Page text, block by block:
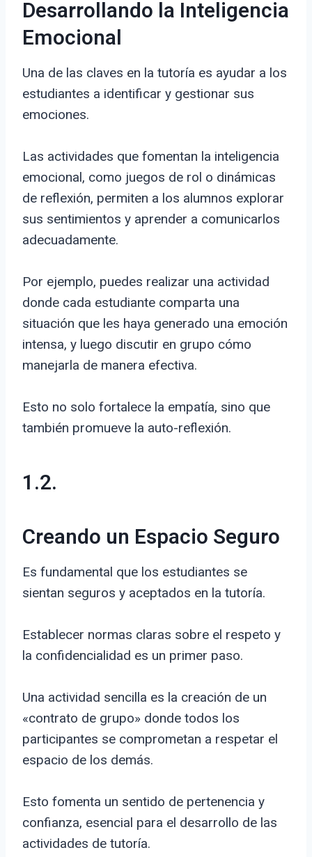
Desarrollando la Inteligencia
Emocional
Una de las claves en la tutoría es ayudar a los
estudiantes a identificar y gestionar sus
emociones.
Las actividades que fomentan la inteligencia
emocional, como juegos de rol o dinámicas
de reflexión, permiten a los alumnos explorar
sus sentimientos y aprender a comunicarlos
adecuadamente.
Por ejemplo, puedes realizar una actividad
donde cada estudiante comparta una
situación que les haya generado una emoción
intensa, y luego discutir en grupo cómo
manejarla de manera efectiva.
Esto no solo fortalece la empatía, sino que
también promueve la auto-reflexión.
1.2.
Creando un Espacio Seguro
Es fundamental que los estudiantes se
sientan seguros y aceptados en la tutoría.
Establecer normas claras sobre el respeto y
la confidencialidad es un primer paso.
Una actividad sencilla es la creación de un
«contrato de grupo» donde todos los
participantes se comprometan a respetar el
espacio de los demás.
Esto fomenta un sentido de pertenencia y
confianza, esencial para el desarrollo de las
actividades de tutoría.